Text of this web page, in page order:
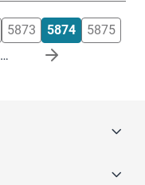
5873 5874
5875
…